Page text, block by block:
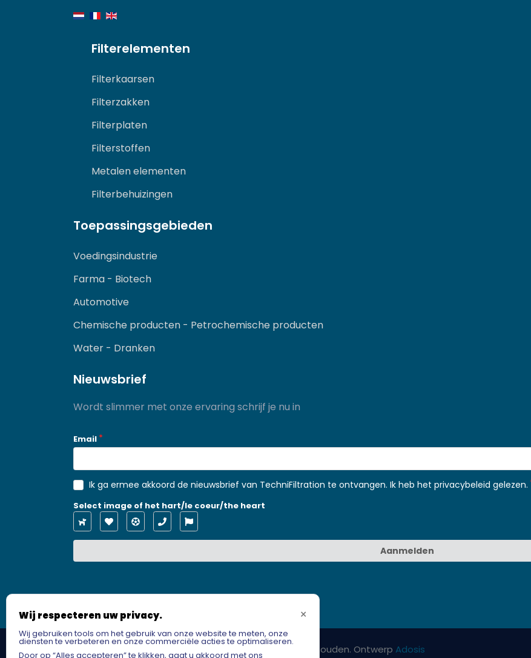
Filterelementen
Filterkaarsen
Filterzakken
Filterplaten
Filterstoffen
Metalen elementen
Filterbehuizingen
Toepassingsgebieden
Voedingsindustrie
Farma - Biotech
Automotive
Chemische producten - Petrochemische producten
Water - Dranken
Nieuwsbrief
Wordt slimmer met onze ervaring schrijf je nu in
Email
Ik ga ermee akkoord de nieuwsbrief van TechniFiltration te ontvangen. Ik heb het privacybeleid gelezen.
Select image of het hart/le coeur/the heart
Aanmelden
Copyright 2022 – Techni Filtration. Alle rechten voorbehouden. Ontwerp Adosis
Wij respecteren uw privacy. ×
Wij gebruiken tools om het gebruik van onze website te meten, onze
diensten te verbeteren en onze commerciële acties te optimaliseren.
Door op “Alles accepteren” te klikken, gaat u akkoord met ons